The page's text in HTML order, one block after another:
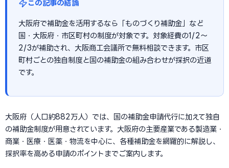
この記事の結論
大阪府で補助金を活用するなら「ものづくり補助金」など
国・大阪府・市区町村の制度が対象です。対象経費の1/2〜
2/3が補助され、大阪商工会議所で無料相談できます。市区
町村ごとの独自制度と国の補助金の組み合わせが採択の近道
です。
大阪府（人口約882万人）では、国の補助金申請代行に加えて独自
の補助金制度が用意されています。大阪府の主要産業である製造業・
商業・医療・医薬・物流を中心に、各種補助金を網羅的に解説し、
採択率を高める申請のポイントまでご案内します。